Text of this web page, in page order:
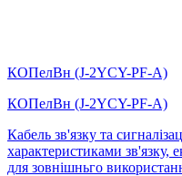
КОПелВн (J-2YCY-PF-А)
КОПелВн (J-2YCY-PF-А)
Кабель зв'язку та
характеристиками зв'язку,
для зовнішньго